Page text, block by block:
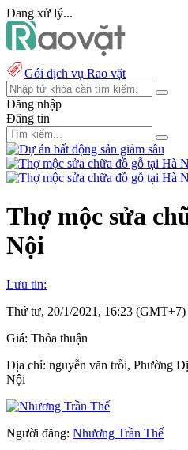
Đang xử lý...
Gói dịch vụ Rao vặt
Đăng nhập
Đăng tin
Thợ mộc sửa
Nội
Lưu tin:
Thứ tư, 20/1/2021, 16:23 (GMT+7)
Giá: Thỏa thuận
Địa chỉ: nguyễn văn trỗi, Phường
Nội
Người đăng: Nhương Trần Thế